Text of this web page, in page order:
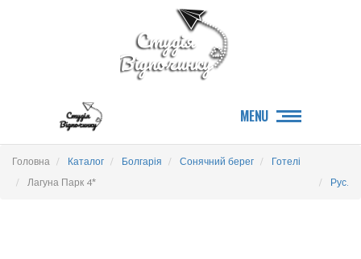
MENU
Головна Каталог Болгарія Сонячний берег
Готелі
Лагуна Парк 4*
Рус.